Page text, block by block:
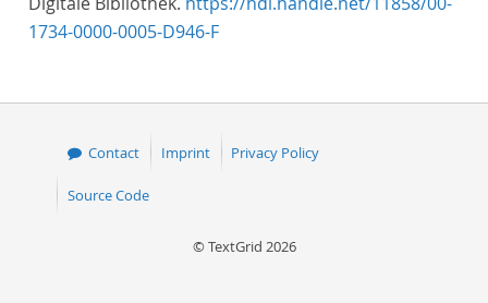
1734-0000-0005-D946-F
Contact Imprint Privacy Policy
Source Code
© TextGrid 2026